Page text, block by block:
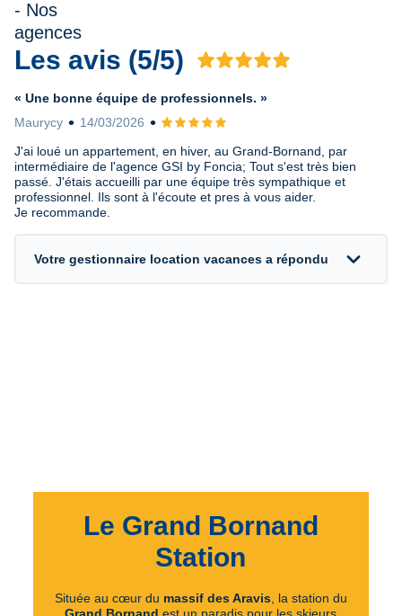
Les avis (5/5) Avis 5 sur 5
« Une bonne équipe de professionnels. »
Maurycy
14/03/2026
Avis 5 sur 5
J'ai loué un appartement, en hiver, au Grand-Bornand, par
intermédiaire de l'agence GSI by Foncia; Tout s'est très bien
passé. J'étais accueilli par une équipe très sympathique et
professionnel. Ils sont à l'écoute et pres à vous aider.
Je recommande.
Votre gestionnaire location vacances a répondu expand_more
Le Grand Bornand
Station
Située au cœur du massif des Aravis, la station du